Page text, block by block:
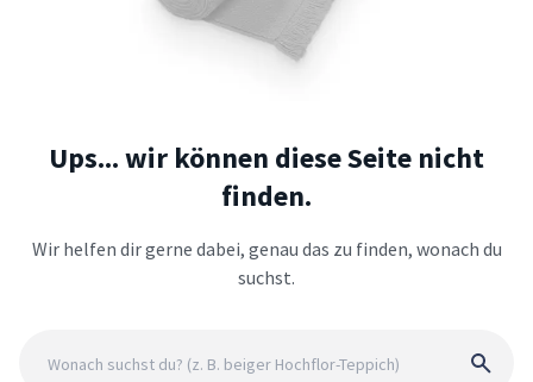
Ups... wir können diese Seite nicht
finden.
Wir helfen dir gerne dabei, genau das zu finden, wonach du
suchst.